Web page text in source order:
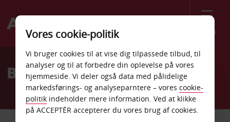
Menu
Welcome
AvisBilleje Rockhampton
Vores cookie-politik
Vi bruger cookies til at vise dig tilpassede tilbud, til
analyser og til at forbedre din oplevelse på vores
hjemmeside. Vi deler også data med pålidelige
markedsførings- og analyseparntere – vores cookie-
politik indeholder mere information. Ved at klikke
på ACCEPTÉR accepterer du vores brug af cookies.